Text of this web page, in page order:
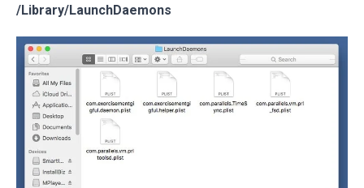
/Library/LaunchDaemons